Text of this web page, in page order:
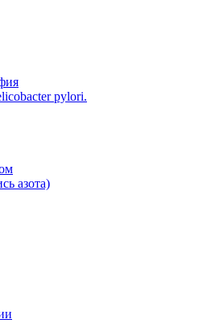
pylori.
азота)